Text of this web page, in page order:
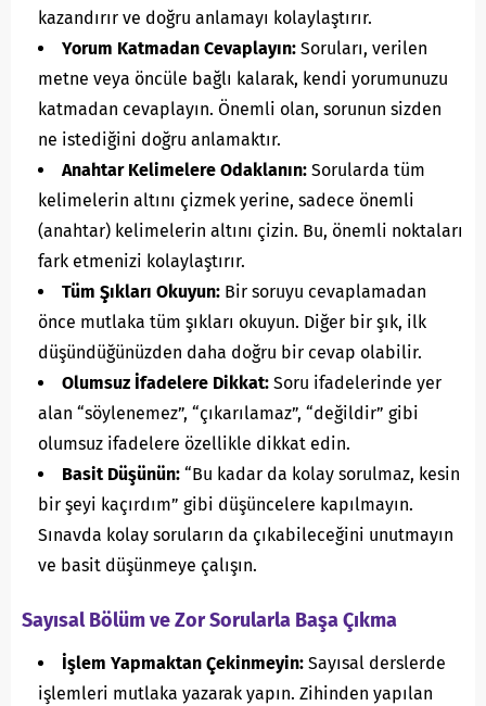
kazandırır ve doğru anlamayı kolaylaştırır.
Yorum Katmadan Cevaplayın: Soruları, verilen
metne veya öncüle bağlı kalarak, kendi yorumunuzu
katmadan cevaplayın. Önemli olan, sorunun sizden
ne istediğini doğru anlamaktır.
Anahtar Kelimelere Odaklanın: Sorularda tüm
kelimelerin altını çizmek yerine, sadece önemli
(anahtar) kelimelerin altını çizin. Bu, önemli noktaları
fark etmenizi kolaylaştırır.
Tüm Şıkları Okuyun: Bir soruyu cevaplamadan
önce mutlaka tüm şıkları okuyun. Diğer bir şık, ilk
düşündüğünüzden daha doğru bir cevap olabilir.
Olumsuz İfadelere Dikkat: Soru ifadelerinde yer
alan “söylenemez”, “çıkarılamaz”, “değildir” gibi
olumsuz ifadelere özellikle dikkat edin.
Basit Düşünün: “Bu kadar da kolay sorulmaz, kesin
bir şeyi kaçırdım” gibi düşüncelere kapılmayın.
Sınavda kolay soruların da çıkabileceğini unutmayın
ve basit düşünmeye çalışın.
Sayısal Bölüm ve Zor Sorularla Başa Çıkma
İşlem Yapmaktan Çekinmeyin: Sayısal derslerde
işlemleri mutlaka yazarak yapın. Zihinden yapılan